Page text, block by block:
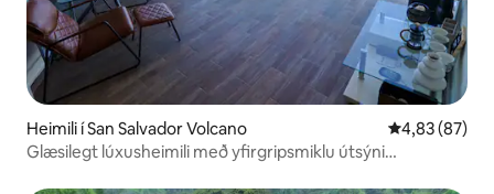
Heimili í San Salvador Volcano 4,83 af 5 í
4,83 (87)
Glæsilegt lúxusheimili með yfirgripsmiklu útsýni